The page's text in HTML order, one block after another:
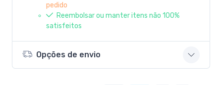
pedido
Reembolsar ou manter itens não 100%
satisfeitos
Opções de envio